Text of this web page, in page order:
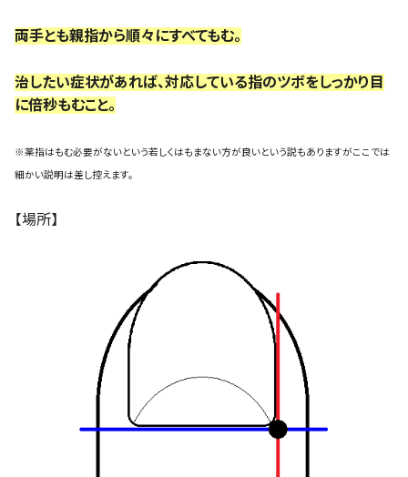
両手とも親指から順々にすべてもむ。
治したい症状があれば、対応している指のツボをしっかり目
に倍秒もむこと。
※薬指はもむ必要がないという若しくはもまない方が良いという説もありますがここでは
細かい説明は差し控えます。
【場所】